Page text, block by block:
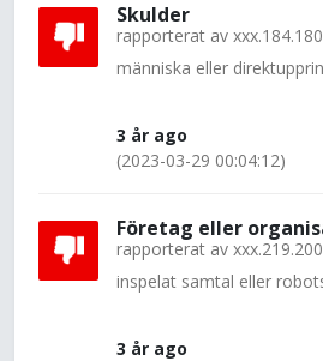
Skulder
rapporterat av
människa eller
3 år ago
(2023-03-29 00:04:12)
Företag eller
rapporterat av
inspelat samtal eller
3 år ago